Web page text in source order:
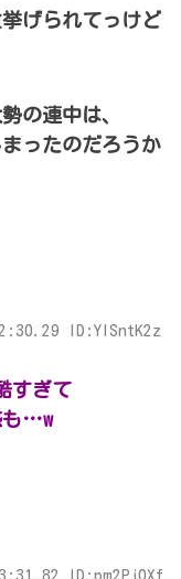
げられてっけど
の連中は､
ったのだろうか
ID:YISntK2z
すぎて
も…w
ID:pm2Pj0Xf